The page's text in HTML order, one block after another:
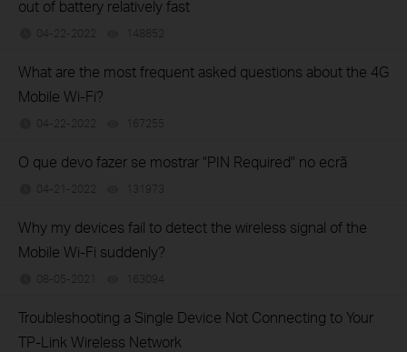
out of battery relatively fast
04-22-2022 148852
What are the most frequent asked questions about the 4G
Mobile Wi-Fi?
04-22-2022 167255
O que devo fazer se mostrar "PIN Required" no ecrã
04-21-2022 131973
Why my devices fail to detect the wireless signal of the
Mobile Wi-Fi suddenly?
08-05-2021 163094
Troubleshooting a Single Device Not Connecting to Your
TP-Link Wireless Network